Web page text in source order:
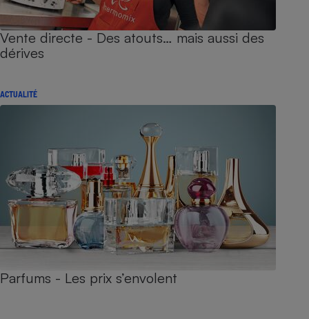
Vente directe - Des atouts… mais aussi des
dérives
ACTUALITÉ
Parfums - Les prix s’envolent